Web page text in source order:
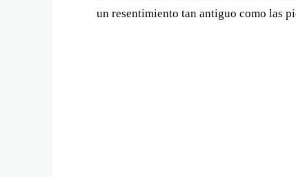
un resentimiento tan antiguo como las